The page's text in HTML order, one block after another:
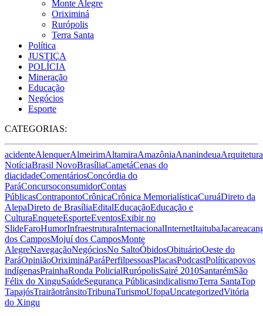
Monte Alegre
Oriximiná
Rurópolis
Terra Santa
Política
JUSTIÇA
POLÍCIA
Mineração
Educação
Negócios
Esporte
CATEGORIAS:
acidenteAlenquerAlmeirimAltamiraAmazôniaAnanindeuaArquitetura
NotíciaBrasil NovoBrasíliaCametáCenas do
diacidadeComentáriosConcórdia do
ParáConcursoconsumidorContas
PúblicasContrapontoCrônicaCrônica MemorialísticaCuruáDireto da
AlepaDireto de BrasíliaEditalEducaçãoEducação e
CulturaEnqueteEsporteEventosExibir no
SlideFaroHumorInfraestruturaInternacionalInternetItaituba
dos CamposMojuí dos CamposMonte
AlegreNavegaçãoNegóciosNo SaltoÓbidosObituárioOeste do
ParáOpiniãoOriximináParáPerfilpessoasPlacasPodcastPolíticapovos
indígenasPrainhaRonda PolicialRurópolisSairé 2010SantarémSão
Félix do XinguSaúdeSegurança PúblicasindicalismoTerra SantaTop
TapajósTrairãotrânsitoTribunaTurismoUfopaUncategorizedVitória
do Xingu